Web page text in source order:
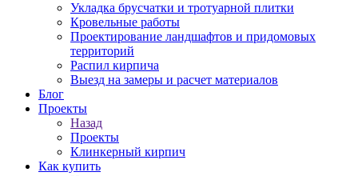
Укладка брусчатки и тротуарной плитки
Кровельные работы
Проектирование ландшафтов и придомовых
территорий
Распил кирпича
Выезд на замеры и расчет материалов
Блог
Проекты
Назад
Проекты
Клинкерный кирпич
Как купить